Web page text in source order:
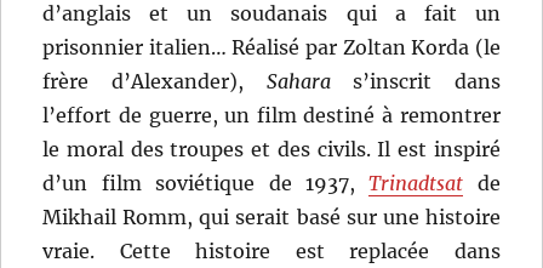
d’anglais et un soudanais qui a fait un
prisonnier italien… Réalisé par Zoltan Korda (le
frère d’Alexander), Saharas’inscrit dans
l’effort de guerre, un film destiné à remontrer
le moral des troupes et des civils. Il est inspiré
d’un film soviétique de 1937,Trinadtsat de
Mikhail Romm, qui serait basé sur une histoire
vraie. Cette histoire est replacée dans